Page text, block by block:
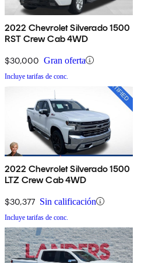
2022 Chevrolet Silverado 1500
RST Crew Cab 4WD
$30,000 Gran oferta
Incluye tarifas de conc.
2022 Chevrolet Silverado 1500
LTZ Crew Cab 4WD
$30,377 Sin calificación
Incluye tarifas de conc.